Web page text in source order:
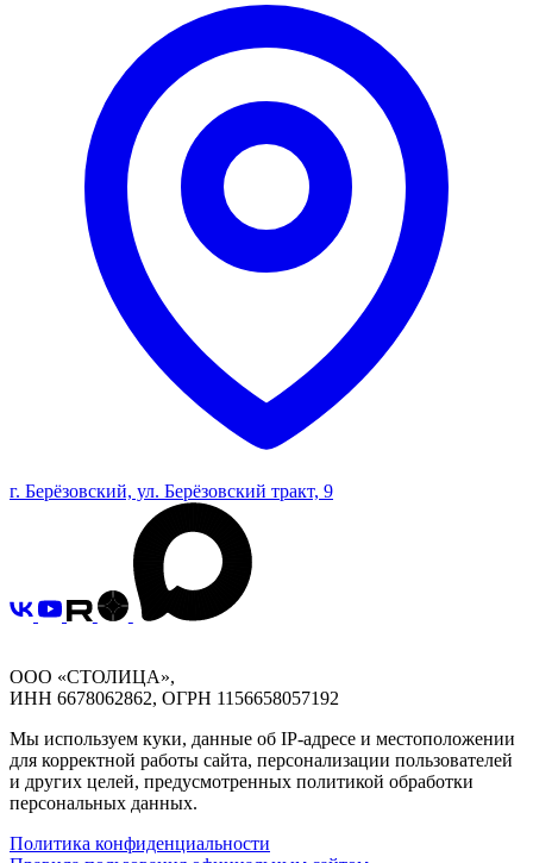
г. Берёзовский, ул. Берёзовский тракт, 9
ООО «СТОЛИЦА»,
ИНН 6678062862, ОГРН 1156658057192
Мы используем куки, данные об IP-адресе и местоположении
для корректной работы сайта, персонализации пользователей
и других целей, предусмотренных политикой обработки
персональных данных.
Политика конфиденциальности